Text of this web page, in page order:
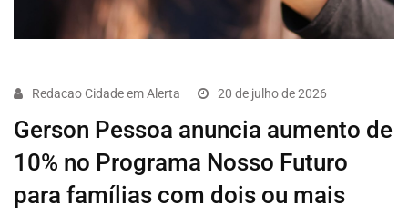
Redacao Cidade em Alerta 20 de julho de 2026
Gerson Pessoa anuncia aumento de
10% no Programa Nosso Futuro
para famílias com dois ou mais